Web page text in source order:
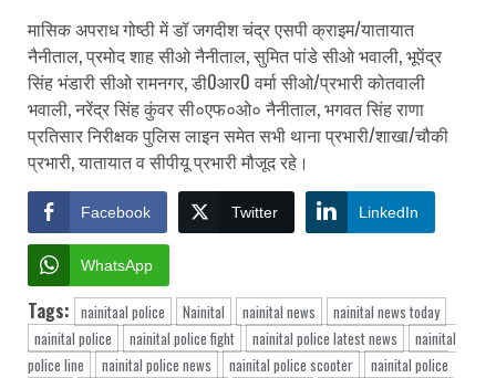
मासिक अपराध गोष्ठी में डॉ जगदीश चंद्र एसपी क्राइम/यातायात
नैनीताल, प्रमोद शाह सीओ नैनीताल, सुमित पांडे सीओ भवाली, भूपेंद्र
सिंह भंडारी सीओ रामनगर, डी0आर0 वर्मा सीओ/प्रभारी कोतवाली
भवाली, नरेंद्र सिंह कुंवर सी०एफ०ओ० नैनीताल, भगवत सिंह राणा
प्रतिसार निरीक्षक पुलिस लाइन समेत सभी थाना प्रभारी/शाखा/चौकी
प्रभारी, यातायात व सीपीयू प्रभारी मौजूद रहे।
Facebook Twitter LinkedIn
WhatsApp
Tags: nainitaal police Nainital nainital news
nainital news today
nainital police
nainital police fight nainital police latest news
nainital
police line
nainital police news nainital police scooter
nainital police